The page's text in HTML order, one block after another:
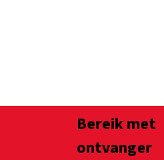
Bereik met
ontvanger